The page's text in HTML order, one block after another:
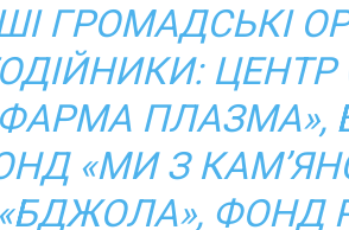
ГРОМАДСЬКІ
ПЛАЗМА»,
«МИ З
«БДЖОЛА», ФОНД